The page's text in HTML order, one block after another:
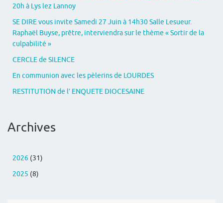
20h à Lys lez Lannoy
SE DIRE vous invite Samedi 27 Juin à 14h30 Salle Lesueur.
Raphaël Buyse, prêtre, interviendra sur le thème « Sortir de la
culpabilité »
CERCLE de SILENCE
En communion avec les pèlerins de LOURDES
RESTITUTION de l’ ENQUETE DIOCESAINE
Archives
2026 (31)
2025 (8)